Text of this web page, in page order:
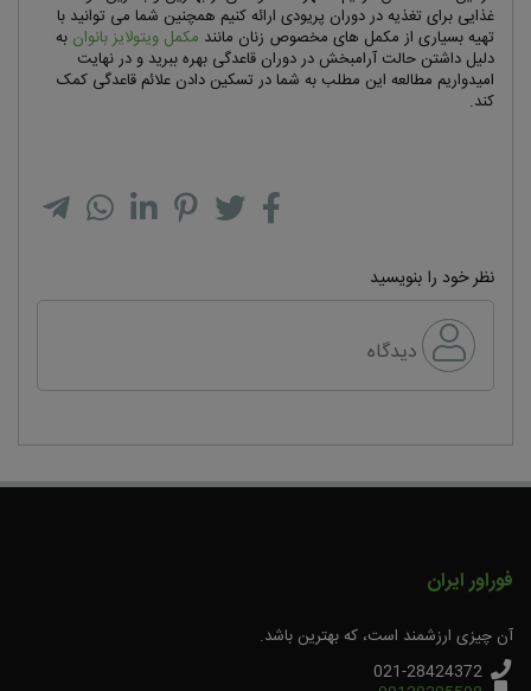
غذایی برای تغذیه در دوران پریودی ارائه کنیم همچنین شما می توانید با
تهیه بسیاری از مکمل های مخصوص زنان مانند مکمل ویتولایز بانوان به
دلیل داشتن حالت آرامبخش در دوران قاعدگی بهره ببرید و در نهایت
امیدواریم مطالعه این مطلب به شما در تسکین دادن علائم قاعدگی کمک
کند.
نظر خود را بنویسید
دیدگاه
فوراور ایران
آن چیزی ارزشمند است، که بهترین باشد.
021-28424372